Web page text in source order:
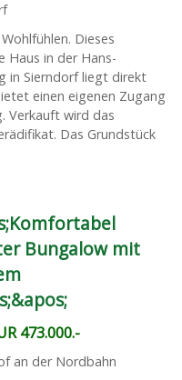
Dieses
Haus in der Hans-
in Sierndorf liegt direkt
einen eigenen Zugang
Verkauft wird das
Das Grundstück
Bungalow mit
473.000.-
an der Nordbahn